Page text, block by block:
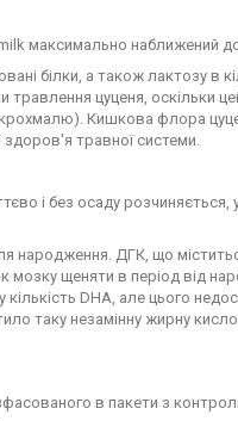
максимально наближений
білки, а також лактозу в
цуценя, оскільки
Кишкова флора
здоров'я травної системи.
і без осаду
народження. ДГК, що
щеняти в період від
DHA, але цього
таку незамінну жирну
в пакети з